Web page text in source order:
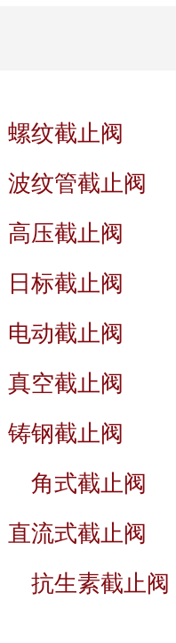
螺纹截止阀
波纹管截止阀
高压截止阀
日标截止阀
电动截止阀
真空截止阀
铸钢截止阀
角式截止阀
直流式截止阀
抗生素截止阀